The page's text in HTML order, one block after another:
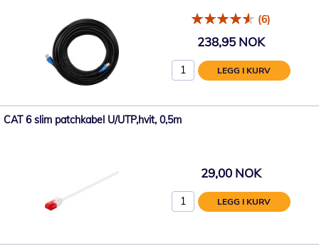
(6)
238,95 NOK
LEGG I KURV
CAT 6 slim patchkabel U/UTP,hvit, 0,5m
29,00 NOK
LEGG I KURV